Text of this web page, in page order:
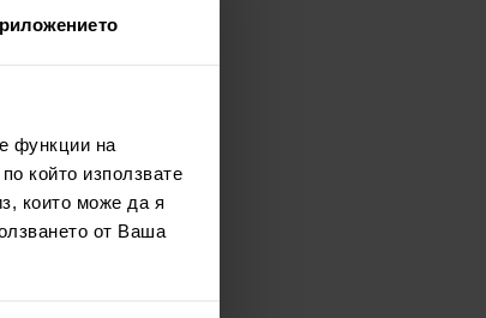
функции на
който използвате
които може да я
от Ваша